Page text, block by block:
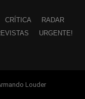
CRÍTICA
RADAR
URGENTE!
Louder